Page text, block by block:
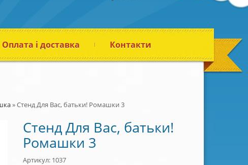
Оплата і доставка Контакти
»Стенд Для Вас, батьки! Ромашки 3
Стенд Для Вас, батьки!
Ромашки 3
Артикул: 1037